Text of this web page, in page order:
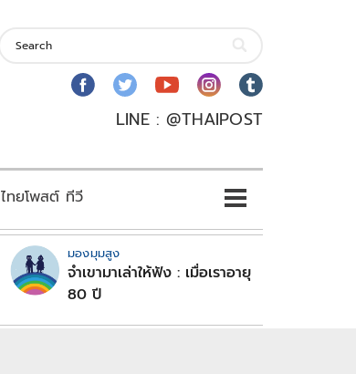
LINE : @THAIPOST
ไทยโพสต์ ทีวี
มองมุมสูง
จำเขามาเล่าให้ฟัง : เมื่อเราอายุ
80 ปี